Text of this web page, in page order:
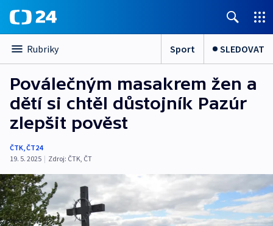
Rubriky Sport SLEDOVAT
Poválečným masakrem žen a
dětí si chtěl důstojník Pazúr
zlepšit pověst
ČTK,ČT24
19. 5. 2025 | Zdroj: ČTK, ČT